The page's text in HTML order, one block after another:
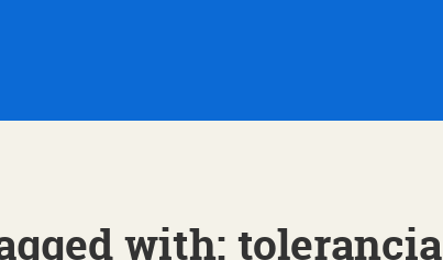
with: tolerancia